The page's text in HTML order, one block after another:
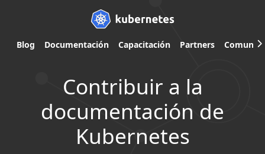
Blog Documentación Capacitación Partners
Contribuir a la
documentación de
Kubernetes